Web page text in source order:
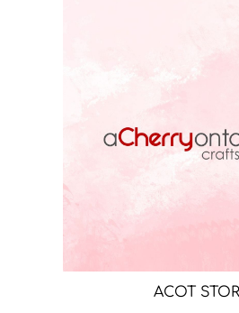
ACOT